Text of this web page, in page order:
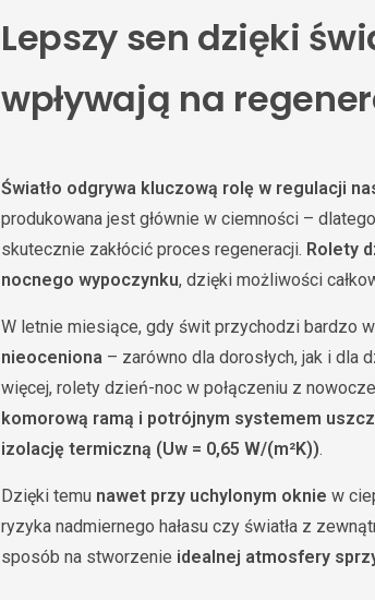
Lepszy sen dzięki
wpływają na
Światło odgrywa kluczową rolę w regulacji
produkowana jest głównie w ciemności –
skutecznie zakłócić proces regeneracji. Rolety
nocnego wypoczynku, dzięki możliwości
W letnie miesiące, gdy świt przychodzi bardzo
nieoceniona – zarówno dla dorosłych, jak i dla
więcej, rolety dzień-noc w połączeniu z
komorową ramą i potrójnym systemem
izolację termiczną (Uw = 0,65 W/(m²K)).
Dzięki temu nawet przy uchylonym oknie w
ryzyka nadmiernego hałasu czy światła z
sposób na stworzenie idealnej atmosfery